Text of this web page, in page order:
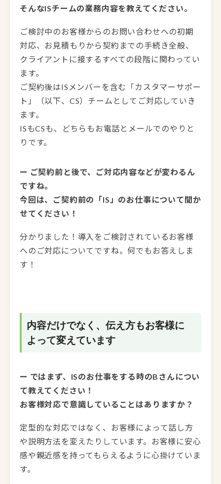
そんなISチームの業務内容を教えてください。
ご検討中のお客様からのお問い合わせへの初期
対応、お見積もりから契約までの手続き全般、
クライアントに接するすべての段階に関わってい
ます。
ご契約後はISメンバーを含む「カスタマーサポー
ト」（以下、CS）チームとしてご対応していき
ます。
ISもCSも、どちらもお電話とメールでのやりと
りです。
ー ご契約前と後で、ご対応内容などが変わるん
ですね。
今回は、ご契約前の「IS」のお仕事について聞か
せてください！
分かりました！導入をご検討されているお客様
へのご対応についてですね。何でもお答えしま
す！
内容だけでなく、伝え方もお客様に
よって変えています
ー ではまず、ISのお仕事をする時のBさんについ
て教えてください！
お客様対応で意識していることはありますか？
定型的な対応ではなく、お客様によって話し方
や説明方法を変えたりしています。お客様に安心
感や親近感を持ってもらえるように心掛けていま
す。